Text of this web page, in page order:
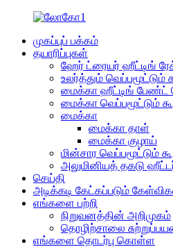
முகப்புப் பக்கம்
தயாரிப்புகள்
ஹேர் ட்ரையர் ஹீட்டிங்
உலர்த்தும் வெப்பமூட்டும்
மைக்கா ஹீட்டிங் பேண்ட்
மைக்கா வெப்பமூட்டும்
மைக்கா
மைக்கா தாள்
மைக்கா குழாய்
மின்சார வெப்பமூட்டும்
அலுமினியத் தகடு
செய்தி
அடிக்கடி கேட்கப்படும்
எங்களை பற்றி
நிறுவனத்தின் அறிமுகம்
தொழிற்சாலை
எங்களை தொடர்பு கொள்ள